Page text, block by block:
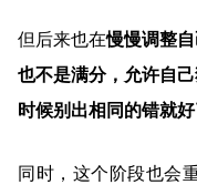
但后来也在慢慢调整
也不是满分，允许自
时候别出相同的错就好
同时，这个阶段也会